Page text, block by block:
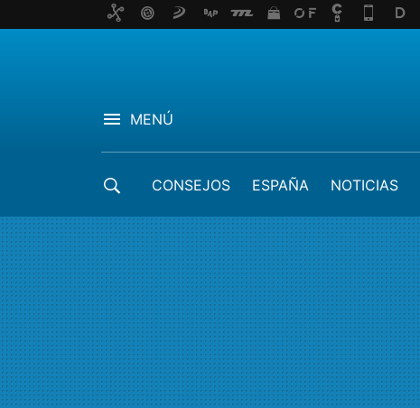
MENÚ
CONSEJOS ESPAÑA NOTICIAS